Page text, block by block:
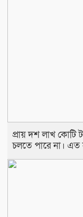
প্রায় দশ লাখ কোটি
চলতে পারে না।